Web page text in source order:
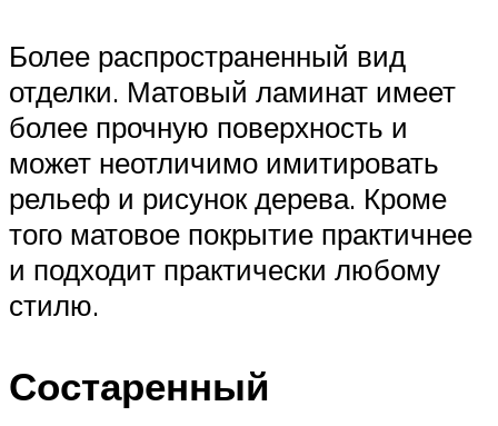
Более распространенный вид
отделки. Матовый ламинат имеет
более прочную поверхность и
может неотличимо имитировать
рельеф и рисунок дерева. Кроме
того матовое покрытие практичнее
и подходит практически любому
стилю.
Состаренный